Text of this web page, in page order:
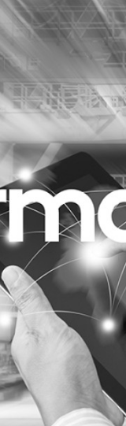
Purpose Marketing
Reputatie & crisis